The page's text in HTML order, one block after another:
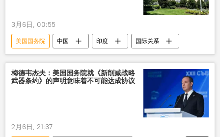
3月6日, 00:55
美国国务院 中国 印度 国际关系
梅德韦杰夫：美国国务院就《新削减战略
武器条约》的声明意味着不可能达成协议
2月6日, 21:37